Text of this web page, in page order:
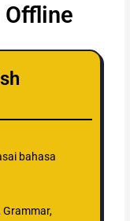
bahasa
Grammar,